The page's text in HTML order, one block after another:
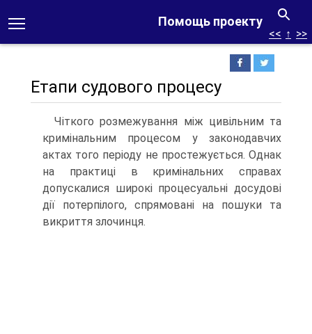
Помощь проекту
<< ↑ >>
Етапи судового процесу
Чіткого розмежування між цивільним та
кримінальним процесом у законодавчих
актах того періоду не простежується. Однак
на практиці в кримінальних справах
допускалися широкі процесуальні досудові
дії потерпілого, спрямовані на пошуки та
викриття злочинця.